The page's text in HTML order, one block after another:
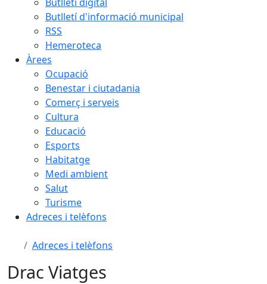
Butlletí d'informació municipal
RSS
Hemeroteca
Àrees
Ocupació
Benestar i ciutadania
Comerç i serveis
Cultura
Educació
Esports
Habitatge
Medi ambient
Salut
Turisme
Adreces i telèfons
Adreces i telèfons
Drac Viatges